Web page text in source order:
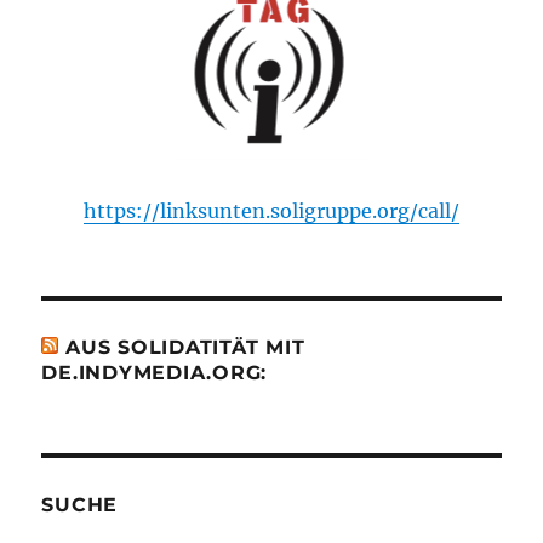
https://linksunten.soligruppe.org/call/
AUS SOLIDATITÄT MIT
DE.INDYMEDIA.ORG:
SUCHE